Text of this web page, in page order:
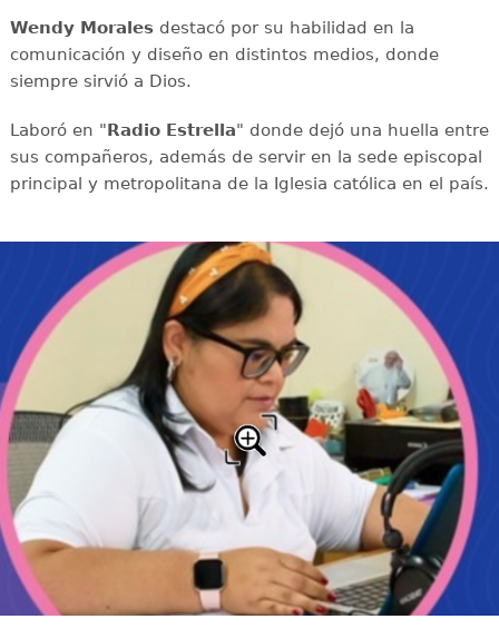
Wendy Moralesdestacó por su habilidad en la
comunicación y diseño en distintos medios, donde
siempre sirvió a Dios.
Laboró en "Radio Estrella" donde dejó una huella entre
sus compañeros, además de servir en la sede episcopal
principal y metropolitana de la Iglesia católica en el país.